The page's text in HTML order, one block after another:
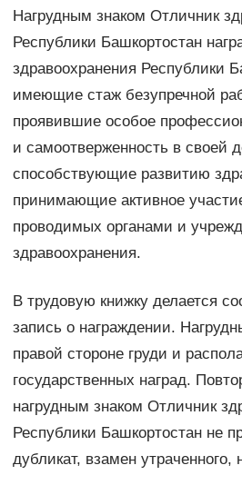
Нагрудным знаком Отличник
Республики Башкортостан
здравоохранения Республики
имеющие стаж безупречной
проявившие особое
и самоотверженность в своей
способствующие развитию
принимающие активное
проводимых органами и
здравоохранения.
В трудовую книжку делается
запись о награждении.
правой стороне груди и
государственных наград.
нагрудным знаком Отличник
Республики Башкортостан не
дубликат, взамен утраченного,